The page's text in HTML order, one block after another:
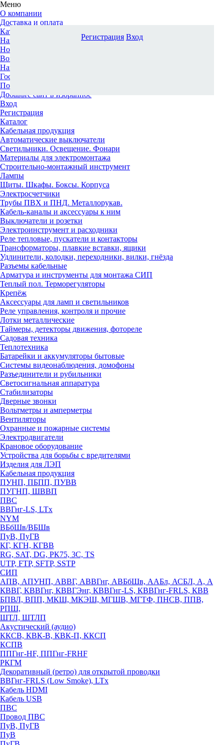
Меню
О компании
Доставка и оплата
Каталог
Наши офисы
Новости и новинки
Вопрос-ответ
Наша команда
Гос. заказчикам
Поставщикам
Добавьте сайт в избранное
Вход
Регистрация
Каталог
Кабельная продукция
Автоматические выключатели
Светильники. Освещение. Фонари
Материалы для электромонтажа
Строительно-монтажный инструмент
Лампы
Щиты. Шкафы. Боксы. Корпуса
Электросчетчики
Трубы ПВХ и ПНД. Металлорукав.
Кабель-каналы и аксессуары к ним
Выключатели и розетки
Электроинструмент и расходники
Реле тепловые, пускатели и контакторы
Трансформаторы, плавкие вставки, ящики
Удлинители, колодки, переходники, вилки, гнёзда
Разъемы кабельные
Арматура и инструменты для монтажа СИП
Теплый пол. Терморегуляторы
Крепёж
Аксессуары для ламп и светильников
Реле управления, контроля и прочие
Лотки металлические
Таймеры, детекторы движения, фотореле
Садовая техника
Теплотехника
Батарейки и аккумуляторы бытовые
Системы видеонаблюдения, домофоны
Разъединители и рубильники
Светосигнальная аппаратура
Стабилизаторы
Дверные звонки
Вольтметры и амперметры
Вентиляторы
Охранные и пожарные системы
Электродвигатели
Крановое оборудование
Устройства для борьбы с вредителями
Изделия для ЛЭП
Кабельная продукция
ПУНП, ПБПП, ПУВВ
ПУГНП, ШВВП
ПВС
ВВГнг-LS, LTx
NYM
ВБбШв/ВБШв
ПуВ, ПуГВ
КГ, КГН, КГВВ
RG, SAT, DG, РК75, 3С, TS
UTP, FTP, SFTP, SSTP
СИП
АПВ, АПУНП, АВВГ, АВВГнг, АВБбШв, ААБл, АСБЛ, А, А
КВВГ, КВВГнг, КВВГЭнг, КВВГнг-LS, КВВГнг-FRLS, КВВ
БПВЛ, ВПП, МКШ, МКЭШ, МГШВ, МГТФ, ПНСВ, ППВ,
РПШ,
ШТЛ, ШТЛП
Акустический (аудио)
ККСВ, КВК-В, КВК-П, ККСП
КСПВ
ППГнг-HF, ППГнг-FRHF
РКГМ
Декоративный (ретро) для открытой проводки
ВВГнг-FRLS (Low Smoke), LTx
Кабель HDMI
Кабель USB
ПВС
Провод ПВС
ПуВ, ПуГВ
ПуВ
Регистрация Вход